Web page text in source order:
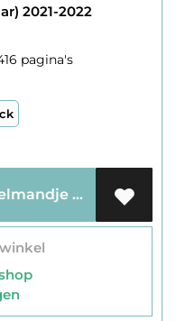
2021-2022
pagina's
Voeg toe aan mijn winkelmandje